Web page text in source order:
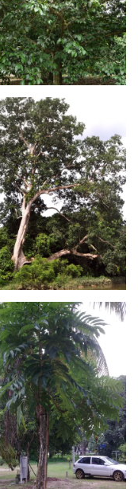
Lanjut
Maklumat
Lanjut
Maklumat
Lanjut